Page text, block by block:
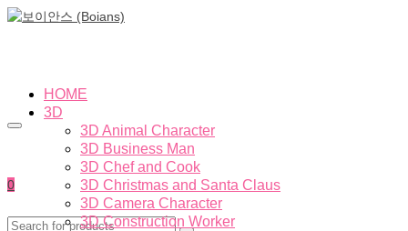
0
HOME
3D
3D Animal Character
3D Business Man
3D Chef and Cook
3D Christmas and Santa Claus
3D Camera Character
3D Construction Worker